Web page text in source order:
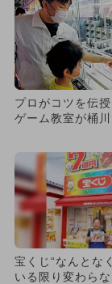
プロがコツを伝
ゲーム教室が桶
無...
宝くじ“なんとな
いる限り変わらな